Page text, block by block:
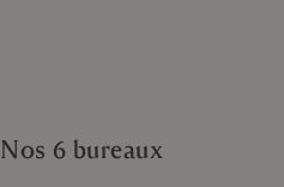
Nos 6 bureaux